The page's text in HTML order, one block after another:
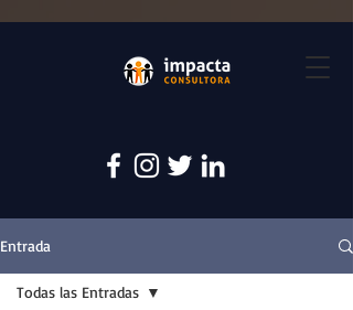
Entrada
Todas las Entradas